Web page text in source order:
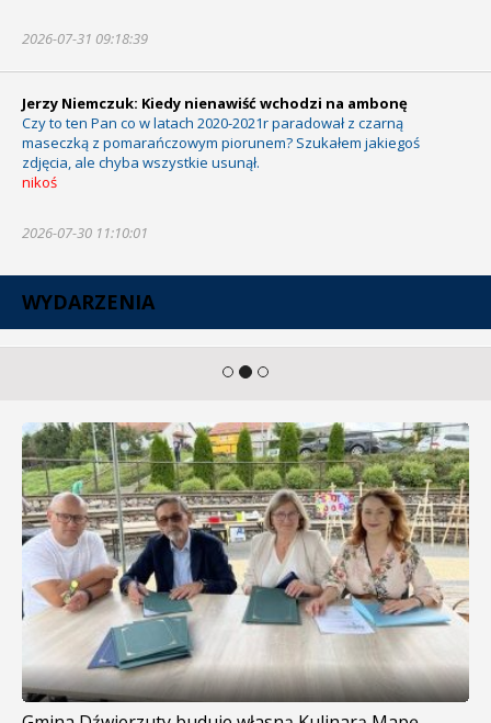
2026-07-31 09:18:39
Jerzy Niemczuk: Kiedy nienawiść wchodzi na ambonę
Czy to ten Pan co w latach 2020-2021r paradował z czarną
maseczką z pomarańczowym piorunem? Szukałem jakiegoś
zdjęcia, ale chyba wszystkie usunął.
nikoś
2026-07-30 11:10:01
WYDARZENIA